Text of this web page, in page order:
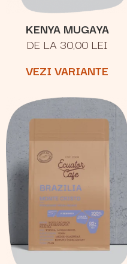
KENYA MUGAYA
DE LA 30,00 LEI
VEZI VARIANTE